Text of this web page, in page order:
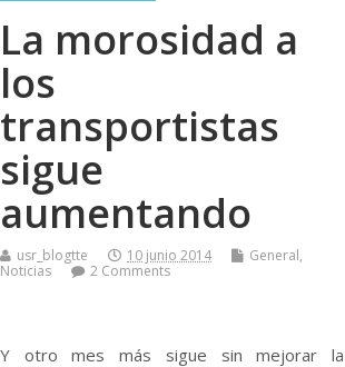
La morosidad a
los
transportistas
sigue
aumentando
usr_blogtte 10 junio 2014 General,
Noticias
2 Comments
Y otro mes más sigue sin mejorar la